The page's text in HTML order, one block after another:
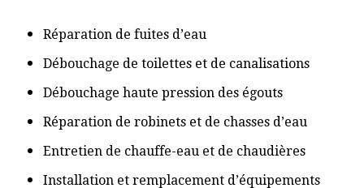
Réparation de fuites d’eau
Débouchage de toilettes et de canalisations
Débouchage haute pression des égouts
Réparation de robinets et de chasses d’eau
Entretien de chauffe-eau et de chaudières
Installation et remplacement d’équipements